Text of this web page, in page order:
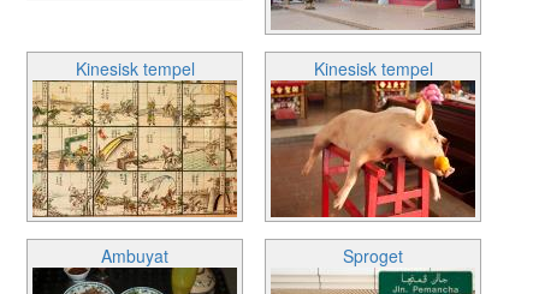
Kinesisk tempel Kinesisk tempel
Ambuyat Sproget